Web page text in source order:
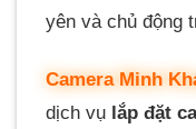
yên và chủ động
Camera Minh
dịch vụ lắp đặt